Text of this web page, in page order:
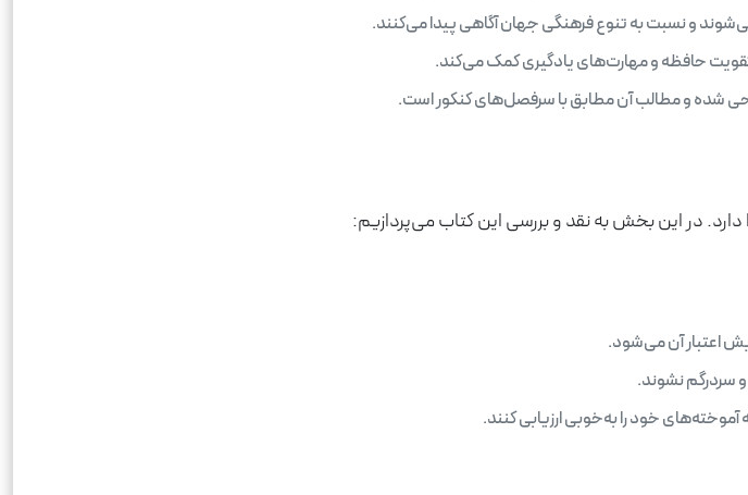
و نسبت به تنوع فرهنگی جهان آگاهی پیدا می‌کنند.
تقویت حافظه و مهارت‌های یادگیری کمک می‌کند.
شده و مطالب آن مطابق با سرفصل‌های کنکور است.
در این بخش به نقد و بررسی این کتاب می‌پردازیم:
اعتبار آن می‌شود.
سردرگم نشوند.
خود را به‌خوبی ارزیابی کنند.